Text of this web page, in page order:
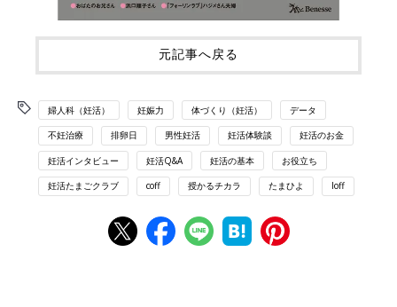
元記事へ戻る
婦人科（妊活） 妊娠力 体づくり（妊活） データ
不妊治療 排卵日 男性妊活 妊活体験談 妊活のお金
妊活インタビュー 妊活Q&A 妊活の基本 お役立ち
妊活たまごクラブ coff 授かるチカラ たまひよ loff